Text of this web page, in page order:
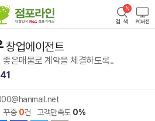
창업에이전트
좋은매물로 계약을 체결하도록..
중 0건 고객만족도 0%